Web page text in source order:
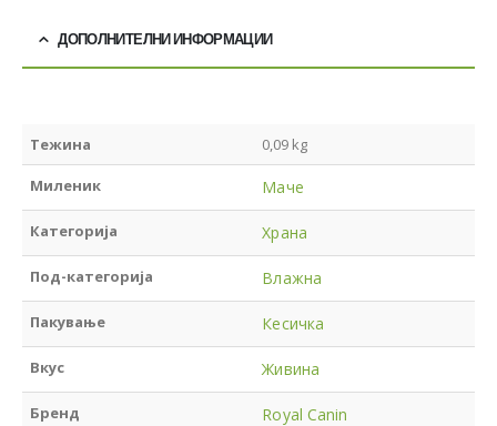
ДОПОЛНИТЕЛНИ ИНФОРМАЦИИ
Тежина 0,09 kg
Миленик Маче
Категорија Храна
Под-категорија Влажна
Пакување Кесичка
Вкус Живина
Бренд Royal Canin